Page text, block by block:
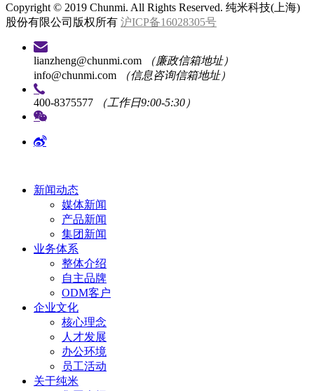
Copyright © 2019 Chunmi. All Rights Reserved. 纯米科技(上海)
股份有限公司版权所有 沪ICP备16028305号
lianzheng@chunmi.com
（廉政信箱地址）
info@chunmi.com
（信息咨询信箱地址）
400-8375577 （工作日9:00-5:30）
新闻动态
媒体新闻
产品新闻
集团新闻
业务体系
整体介绍
自主品牌
ODM客户
企业文化
核心理念
人才发展
办公环境
员工活动
关于纯米